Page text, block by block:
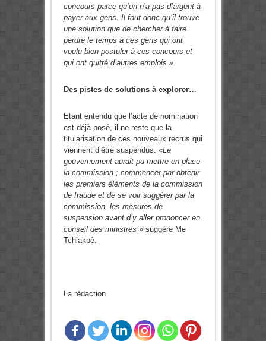
concours parce qu’on n’a pas d’argent à
payer aux gens. Il faut donc qu’il trouve
une solution que de chercher à faire
perdre le temps à ces gens qui ont
voulu bien postuler à ces concours et
qui ont quitté d’autres emplois ».
Des pistes de solutions à explorer…
Etant entendu que l’acte de nomination
est déjà posé, il ne reste que la
titularisation de ces nouveaux recrus qui
viennent d’être suspendus. «Le
gouvernement aurait pu mettre en place
la commission ; commencer par obtenir
les premiers éléments de la commission
de fraude et de se voir suggérer par la
commission, les mesures de
suspension avant d’y aller prononcer en
conseil des ministres » suggère Me
Tchiakpè.
La rédaction